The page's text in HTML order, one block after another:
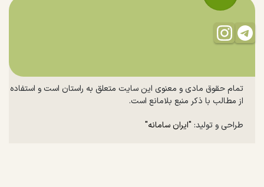
تمام حقوق مادی و معنوی این سایت متعلق به راستان است و استفاده
از مطالب با ذکر منبع بلامانع است.
طراحی و تولید: "ایران سامانه"